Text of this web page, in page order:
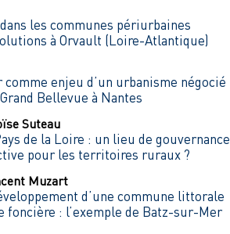
les communes périurbaines
à Orvault (Loire-Atlantique)
enjeu d’un urbanisme négocié
Bellevue à Nantes
Suteau
de la Loire : un lieu de gouvernance
pour les territoires ruraux ?
Muzart
d’une commune littorale
foncière : l’exemple de Batz-sur-Mer